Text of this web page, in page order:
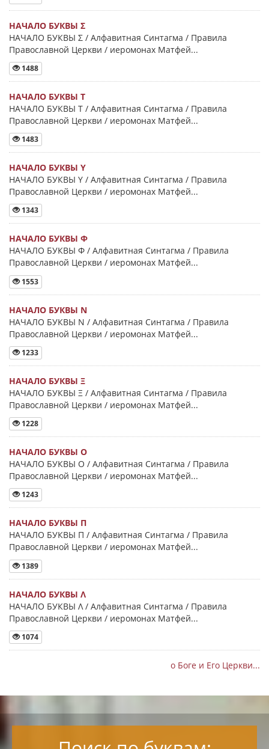
НАЧАЛО БУКВЫ Σ
НАЧАЛО БУКВЫ Σ / Алфавитная Синтагма / Правила
Православной Церкви / иеромонах Матфей...
1488
НАЧАЛО БУКВЫ Τ
НАЧАЛО БУКВЫ Τ / Алфавитная Синтагма / Правила
Православной Церкви / иеромонах Матфей...
1483
НАЧАЛО БУКВЫ Y
НАЧАЛО БУКВЫ Y / Алфавитная Синтагма / Правила
Православной Церкви / иеромонах Матфей...
1343
НАЧАЛО БУКВЫ Φ
НАЧАЛО БУКВЫ Φ / Алфавитная Синтагма / Правила
Православной Церкви / иеромонах Матфей...
1553
НАЧАЛО БУКВЫ Ν
НАЧАЛО БУКВЫ Ν / Алфавитная Синтагма / Правила
Православной Церкви / иеромонах Матфей...
1233
НАЧАЛО БУКВЫ Ξ
НАЧАЛО БУКВЫ Ξ / Алфавитная Синтагма / Правила
Православной Церкви / иеромонах Матфей...
1228
НАЧАЛО БУКВЫ Ο
НАЧАЛО БУКВЫ Ο / Алфавитная Синтагма / Правила
Православной Церкви / иеромонах Матфей...
1243
НАЧАЛО БУКВЫ Π
НАЧАЛО БУКВЫ Π / Алфавитная Синтагма / Правила
Православной Церкви / иеромонах Матфей...
1389
НАЧАЛО БУКВЫ Λ
НАЧАЛО БУКВЫ Λ / Алфавитная Синтагма / Правила
Православной Церкви / иеромонах Матфей...
1074
о Боге и Его Церкви...